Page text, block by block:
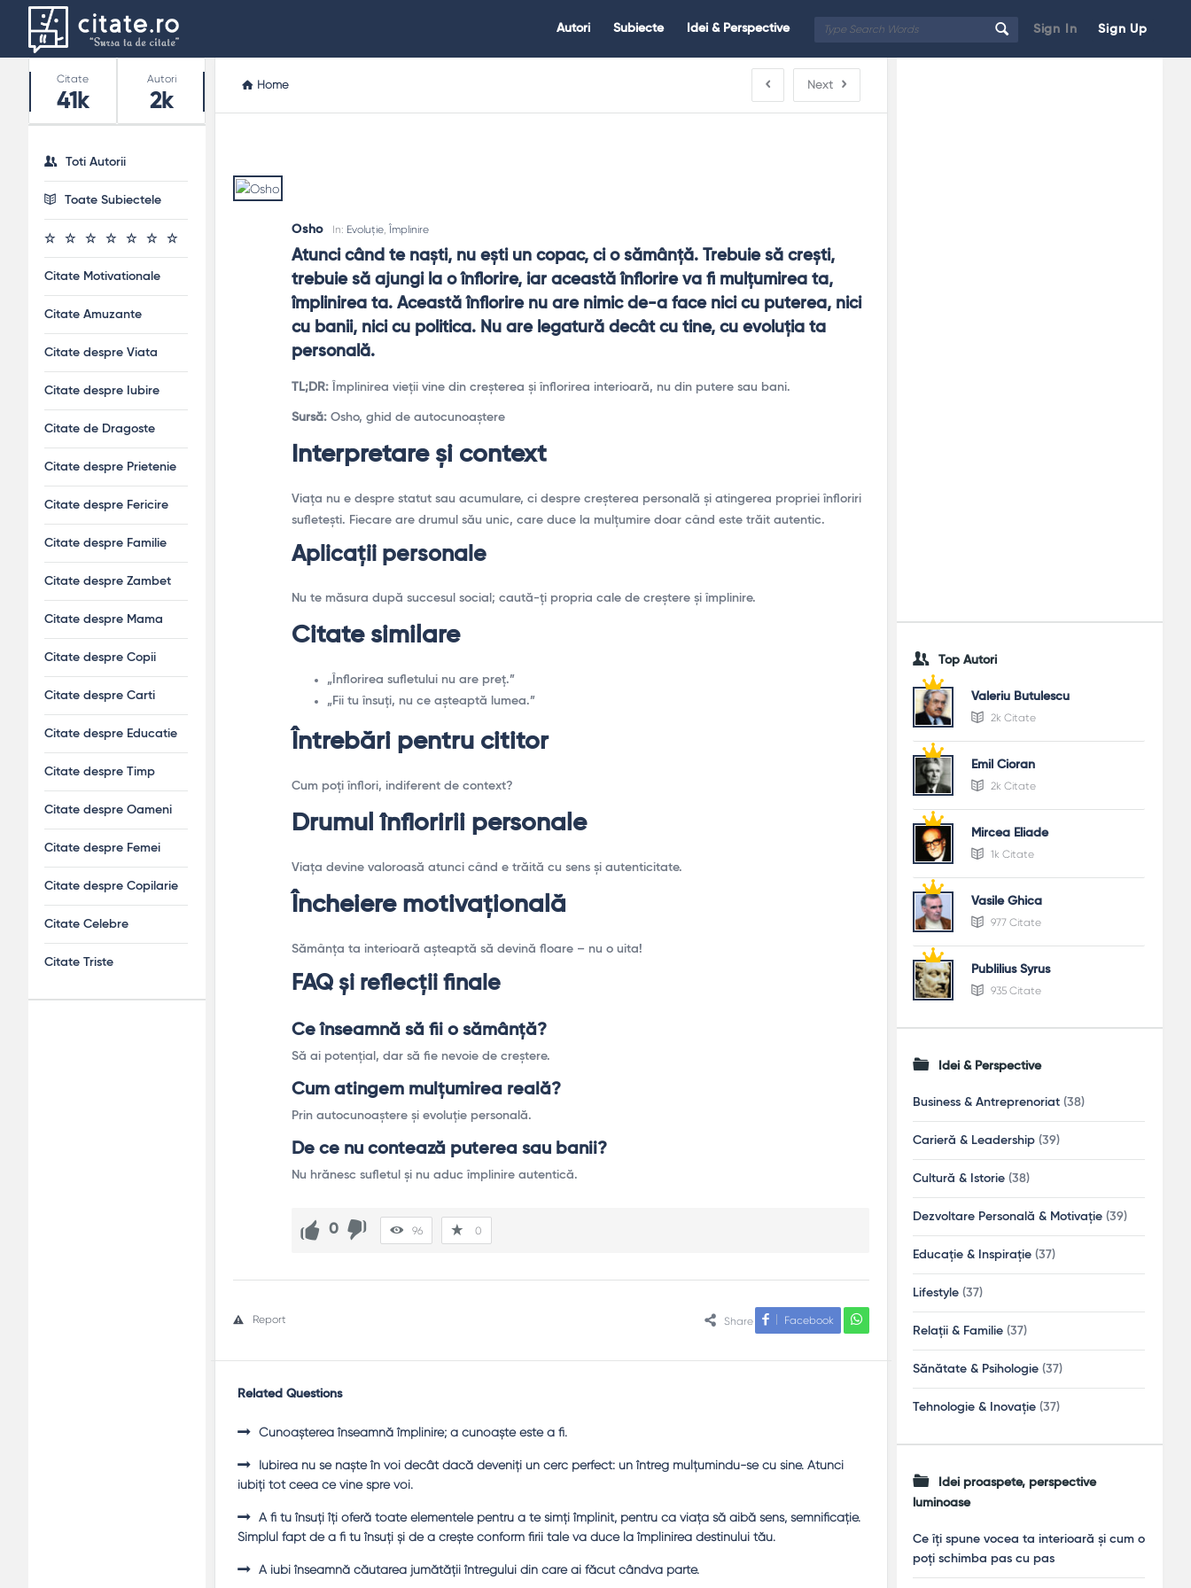
Sign In Sign Up
Citate.ro
Autori Subiecte Idei & Perspective
Home Next
Osho In: Evoluție ,Împlinire
Atunci când te naşti, nu eşti un copac, ci o sămânţă. Trebuie să creşti,
trebuie să ajungi la o înflorire, iar această înflorire va fi mulţumirea ta,
împlinirea ta. Această înflorire nu are nimic de-a face nici cu puterea, nici
cu banii, nici cu politica. Nu are legatură decât cu tine, cu evoluţia ta
personală.
TL;DR: Împlinirea vieții vine din creșterea și înflorirea interioară, nu din putere sau bani.
Sursă: Osho, ghid de autocunoaștere
Interpretare și context
Viața nu e despre statut sau acumulare, ci despre creșterea personală și atingerea propriei înfloriri
sufletești. Fiecare are drumul său unic, care duce la mulțumire doar când este trăit autentic.
Aplicații personale
Nu te măsura după succesul social; caută-ți propria cale de creștere și împlinire.
Citate similare
„Înflorirea sufletului nu are preț.”
„Fii tu însuți, nu ce așteaptă lumea.”
Întrebări pentru cititor
Cum poți înflori, indiferent de context?
Drumul înfloririi personale
Viața devine valoroasă atunci când e trăită cu sens și autenticitate.
Încheiere motivațională
Sămânța ta interioară așteaptă să devină floare – nu o uita!
FAQ și reflecții finale
Ce înseamnă să fii o sămânță?
Să ai potențial, dar să fie nevoie de creștere.
Cum atingem mulțumirea reală?
Prin autocunoaștere și evoluție personală.
De ce nu contează puterea sau banii?
Nu hrănesc sufletul și nu aduc împlinire autentică.
0 96 0
Share Facebook
Report
Related Questions
Cunoașterea înseamnă împlinire; a cunoaște este a fi.
Iubirea nu se naște în voi decât dacă deveniți un cerc perfect: un întreg mulțumindu-se cu sine. Atunci
iubiți tot ceea ce vine spre voi.
A fi tu însuţi îţi oferă toate elementele pentru a te simţi împlinit, pentru ca viaţa să aibă sens, semnificaţie.
Simplul fapt de a fi tu însuţi şi de a creşte conform firii tale va duce la împlinirea destinului tău.
A iubi înseamnă căutarea jumătăţii întregului din care ai făcut cândva parte.
Top Autori
Valeriu Butulescu
2k Citate
Emil Cioran
2k Citate
Mircea Eliade
1k Citate
Vasile Ghica
977 Citate
Publilius Syrus
935 Citate
Idei & Perspective
Business & Antreprenoriat (38)
Carieră & Leadership (39)
Cultură & Istorie (38)
Dezvoltare Personală & Motivație (39)
Educație & Inspirație (37)
Lifestyle (37)
Relații & Familie (37)
Sănătate & Psihologie (37)
Tehnologie & Inovație (37)
Idei proaspete, perspective
luminoase
Ce îți spune vocea ta interioară și cum o
poți schimba pas cu pas
Stats
Citate
41k
Autori
2k
Toti Autorii
Toate Subiectele
Citate Motivationale
Citate Amuzante
Citate despre Viata
Citate despre Iubire
Citate de Dragoste
Citate despre Prietenie
Citate despre Fericire
Citate despre Familie
Citate despre Zambet
Citate despre Mama
Citate despre Copii
Citate despre Carti
Citate despre Educatie
Citate despre Timp
Citate despre Oameni
Citate despre Femei
Citate despre Copilarie
Citate Celebre
Citate Triste